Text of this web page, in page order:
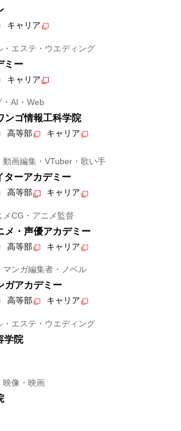
キャリア
エステ・ウエディング
ミー
キャリア
・AI・Web
ンゴ情報工科学院
高等部 キャリア
画編集・VTuber・歌い手
ターアカデミー
高等部 キャリア
CG・アニメ監督
メ・声優アカデミー
高等部 キャリア
マンガ編集者・ノベル
ガアカデミー
高等部 キャリア
エステ・ウエディング
学院
映像・映画